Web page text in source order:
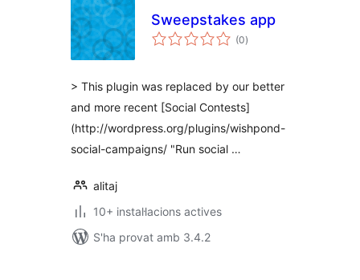
Sweepstakes app
(0puntuacions
totals
)
> This plugin was replaced by our better
and more recent [Social Contests]
(http://wordpress.org/plugins/wishpond-
social-campaigns/ "Run social …
alitaj
10+ instal·lacions actives
S'ha provat amb 3.4.2